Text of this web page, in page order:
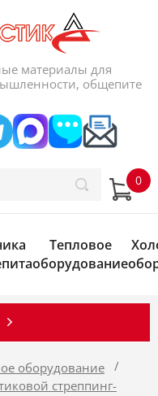
материалы для
общепите
Тепловое
оборудование
оборудование
/
стреппинг-